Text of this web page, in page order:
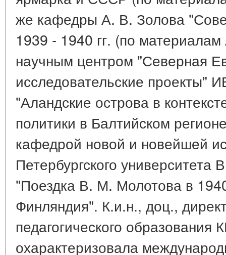
же кафедры А. В. Золова
1939 - 1940 гг. (по
научным центром "Северная
исследовательские
"Аландские острова в
политики в Балтийском
кафедрой новой и новейшей
Петербургского
"Поездка В. М. Молотова в
Финляндия". К.и.н., доц.,
педагогического
охарактеризовала